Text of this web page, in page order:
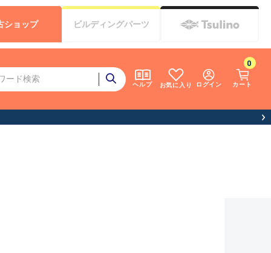
ヘルプ お気に入り ログイン カート
0
ショップ ビルディングパーツ